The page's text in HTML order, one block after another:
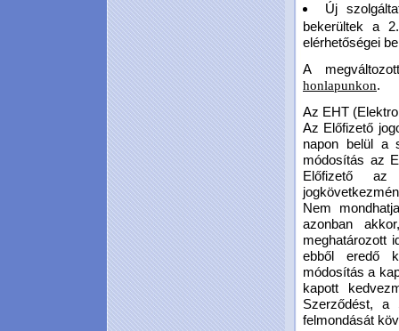
Új
bekerültek a
elérhetőségei
A
honlapunkon.
Az EHT
Az Előfizető
napon belül a
módosítás az
Előfizető
Nem
azonban
meghatározott
ebből eredő
módosítás a
kapott
Szerződést, a
felmondását